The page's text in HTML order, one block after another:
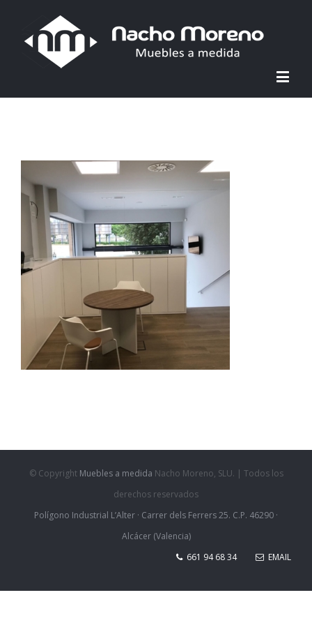
© Copyright Muebles a medida Nacho Moreno, SLU. | Todos los
derechos reservados
Polígono Industrial L’Alter · Carrer dels Ferrers 25. C.P. 46290 ·
Alcácer (Valencia)
661 94 68 34
EMAIL